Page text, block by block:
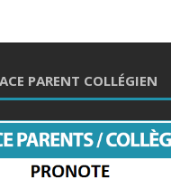
PARENT COLLÉGIEN